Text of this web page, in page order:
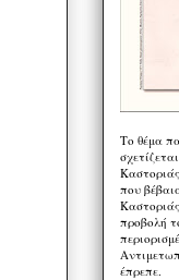
Το θέμα
που
προβολή
έπρεπε.